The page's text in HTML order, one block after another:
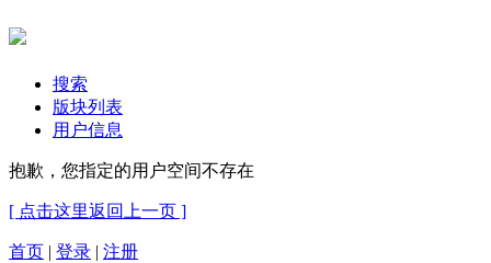
搜索
版块列表
用户信息
抱歉，您指定的用户空间不存在
[ 点击这里返回上一页 ]
首页 | 登录 | 注册